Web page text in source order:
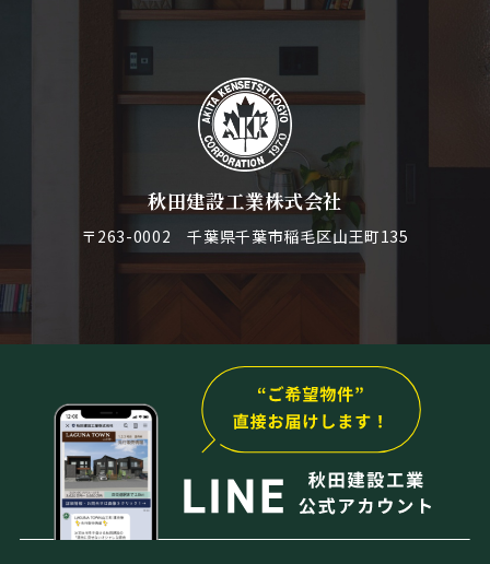
秋田建設工業株式会社
〒263-0002 千葉県千葉市稲毛区山王町135